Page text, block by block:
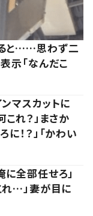
と……思わず二
示「なんだこ
マスカットに
れ？」まさか
！？」「かわい
全部任せろ」
れ…」妻が目に